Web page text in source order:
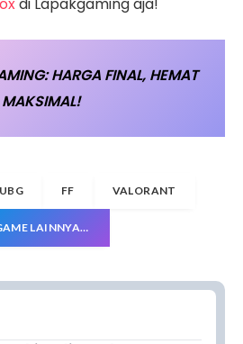
di Lapakgaming aja!
HARGA FINAL, HEMAT
MAKSIMAL!
FF VALORANT
LAINNYA…